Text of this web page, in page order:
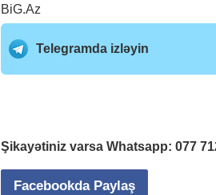
BiG.Az
Telegramda izləyin
Şikayətiniz varsa Whatsapp: 077
Facebookda Paylaş